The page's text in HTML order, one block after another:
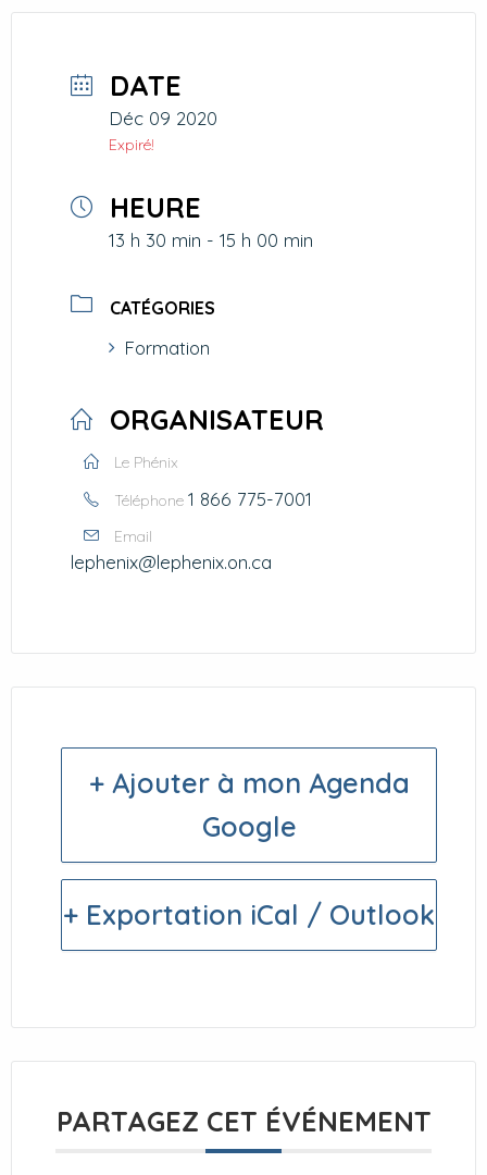
DATE
Déc 09 2020
Expiré!
HEURE
13 h 30 min - 15 h 00 min
CATÉGORIES
Formation
ORGANISATEUR
Le Phénix
Téléphone 1 866 775-7001
Email
lephenix@lephenix.on.ca
+ Ajouter à mon Agenda
Google
+ Exportation iCal / Outlook
PARTAGEZ CET ÉVÉNEMENT